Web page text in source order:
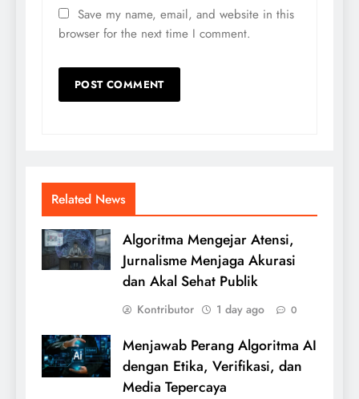
Save my name, email, and website in this
browser for the next time I comment.
Related News
Algoritma Mengejar Atensi,
Jurnalisme Menjaga Akurasi
dan Akal Sehat Publik
Kontributor 1 day ago 0
Menjawab Perang Algoritma AI
dengan Etika, Verifikasi, dan
Media Tepercaya